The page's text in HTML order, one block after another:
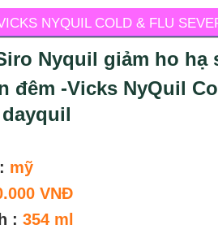
NYQUIL COLD & FLU
Nyquil giảm ho hạ
đêm -Vicks NyQuil
dayquil
mỹ
VNĐ
: 354 ml